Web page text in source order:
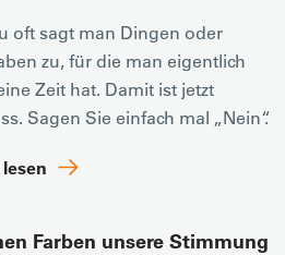
oft sagt man Dingen oder
zu, für die man eigentlich
Zeit hat. Damit ist jetzt
Sagen Sie einfach mal „Nein“.
Farben unsere Stimmung